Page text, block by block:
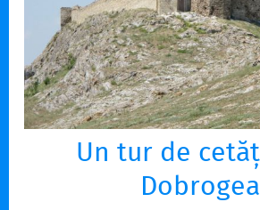
Un tur de
Dobrogea